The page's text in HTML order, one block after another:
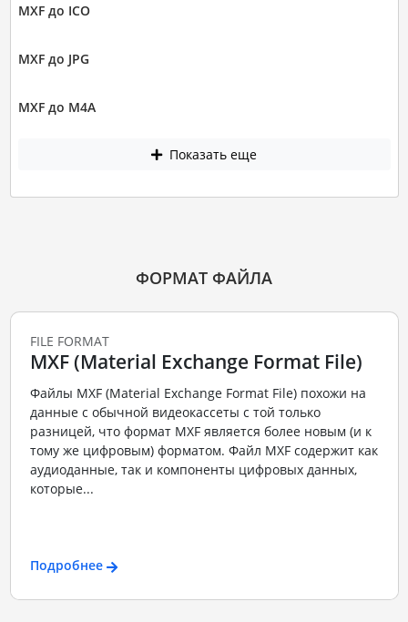
MXF до ICO
MXF до JPG
MXF до M4A
Показать еще
ФОРМАТ ФАЙЛА
FILE FORMAT
MXF (Material Exchange Format File)
Файлы MXF (Material Exchange Format File) похожи на
данные с обычной видеокассеты с той только
разницей, что формат MXF является более новым (и к
тому же цифровым) форматом. Файл MXF содержит как
аудиоданные, так и компоненты цифровых данных,
которые...
Подробнее